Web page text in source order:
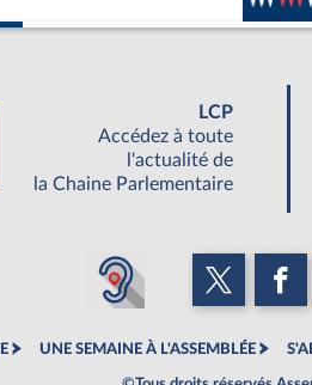
LCP
Accédez à toute
l'actualité de
la Chaine Parlementaire
UNE SEMAINE À L'ASSEMBLÉE